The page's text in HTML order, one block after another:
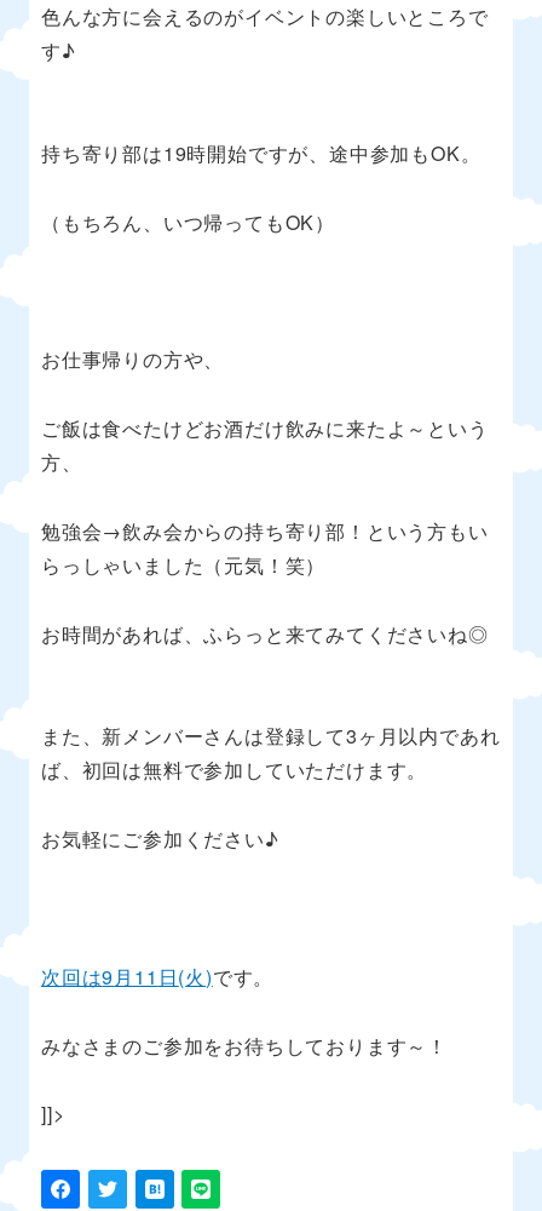
色んな方に会えるのがイベントの楽しいところで
す♪
持ち寄り部は19時開始ですが、途中参加もOK。
（もちろん、いつ帰ってもOK）
お仕事帰りの方や、
ご飯は食べたけどお酒だけ飲みに来たよ～という
方、
勉強会→飲み会からの持ち寄り部！という方もい
らっしゃいました（元気！笑）
お時間があれば、ふらっと来てみてくださいね◎
また、新メンバーさんは登録して3ヶ月以内であれ
ば、初回は無料で参加していただけます。
お気軽にご参加ください♪
次回は9月 11 日(火)です。
みなさまのご参加をお待ちしております～！
]]>